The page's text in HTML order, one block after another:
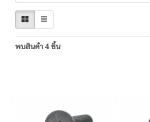
พบสินค้า 4 ชิ้น